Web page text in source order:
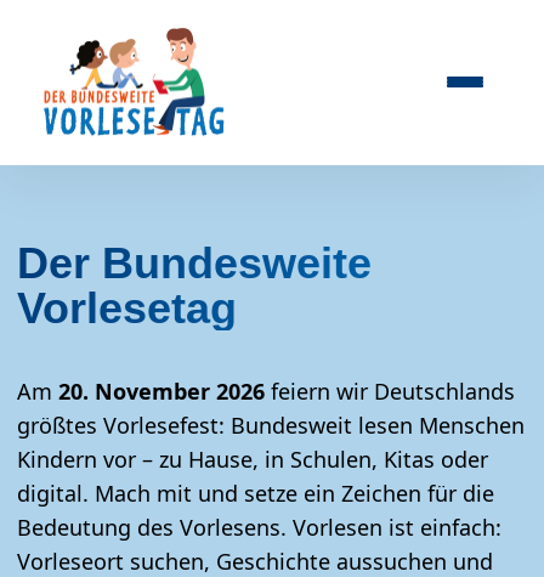
Der Bundesweite
Vorlesetag
Am 20. November 2026feiern wir Deutschlands
größtes Vorlesefest: Bundesweit lesen Menschen
Kindern vor – zu Hause, in Schulen, Kitas oder
digital. Mach mit und setze ein Zeichen für die
Bedeutung des Vorlesens. Vorlesen ist einfach:
Vorleseort suchen, Geschichte aussuchen und